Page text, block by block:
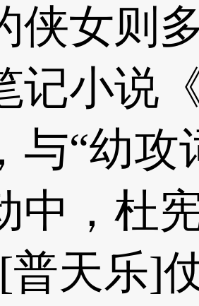
侠女则
记小说
与“幼
中，杜
普天乐]